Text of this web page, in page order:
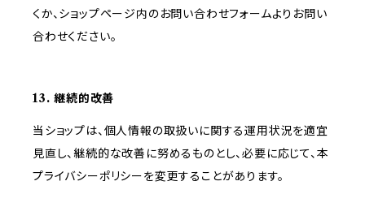
くか、ショップページ内のお問い合わせフォームよりお問い
合わせください。
13. 継続的改善
当ショップは、個人情報の取扱いに関する運用状況を適宜
見直し、継続的な改善に努めるものとし、必要に応じて、本
プライバシーポリシーを変更することがあります。